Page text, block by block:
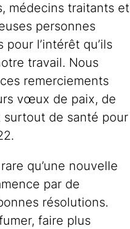
médecins traitants et
personnes
pour l’intérêt qu’ils
travail. Nous
remerciements
vœux de paix, de
surtout de santé pour
rare qu’une nouvelle
par de
résolutions.
faire plus